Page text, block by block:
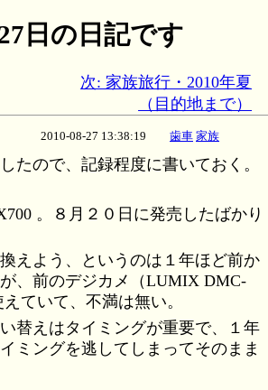
日の日記です
次: 家族旅行・2010年夏
（目的地まで）
2010-08-27 13:38:19 歯車 家族
たので、記録程度に書いておく。
。８月２０日に発売したばかり
えよう、というのは１年ほど前か
、前のデジカメ（LUMIX DMC-
ていて、不満は無い。
替えはタイミングが重要で、１年
ミングを逃してしまってそのまま